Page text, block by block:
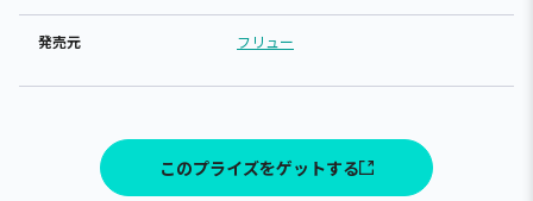
発売元 フリュー
このプライズをゲットする